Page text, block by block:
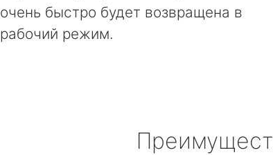
очень быстро будет возвращена в
рабочий режим.